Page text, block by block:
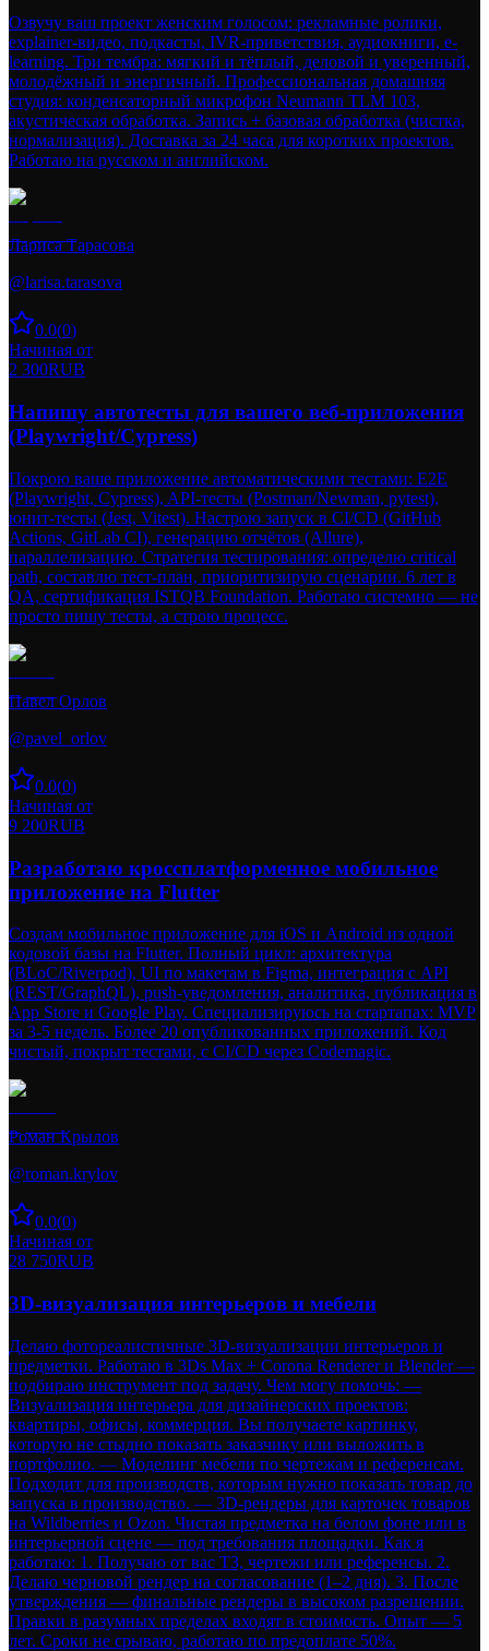
Озвучу ваш проект женским голосом: рекламные ролики,
explainer-видео, подкасты, IVR-приветствия, аудиокниги, e-
learning. Три тембра: мягкий и тёплый, деловой и уверенный,
молодёжный и энергичный. Профессиональная домашняя
студия: конденсаторный микрофон Neumann TLM 103,
акустическая обработка. Запись + базовая обработка (чистка,
нормализация). Доставка за 24 часа для коротких проектов.
Работаю на русском и английском.
Лариса Тарасова
@larisa.tarasova
0.0(0)
Начиная от
2 300RUB
Напишу автотесты для вашего веб-приложения
(Playwright/Cypress)
Покрою ваше приложение автоматическими тестами: E2E
(Playwright, Cypress), API-тесты (Postman/Newman, pytest),
юнит-тесты (Jest, Vitest). Настрою запуск в CI/CD (GitHub
Actions, GitLab CI), генерацию отчётов (Allure),
параллелизацию. Стратегия тестирования: определю critical
path, составлю тест-план, приоритизирую сценарии. 6 лет в
QA, сертификация ISTQB Foundation. Работаю системно — не
просто пишу тесты, а строю процесс.
Павел Орлов
@pavel_orlov
0.0(0)
Начиная от
9 200RUB
Разработаю кроссплатформенное мобильное
приложение на Flutter
Создам мобильное приложение для iOS и Android из одной
кодовой базы на Flutter. Полный цикл: архитектура
(BLoC/Riverpod), UI по макетам в Figma, интеграция с API
(REST/GraphQL), push-уведомления, аналитика, публикация в
App Store и Google Play. Специализируюсь на стартапах: MVP
за 3-5 недель. Более 20 опубликованных приложений. Код
чистый, покрыт тестами, с CI/CD через Codemagic.
Роман Крылов
@roman.krylov
0.0(0)
Начиная от
28 750RUB
3D-визуализация интерьеров и мебели
Делаю фотореалистичные 3D-визуализации интерьеров и
предметки. Работаю в 3Ds Max + Corona Renderer и Blender —
подбираю инструмент под задачу. Чем могу помочь: —
Визуализация интерьера для дизайнерских проектов:
квартиры, офисы, коммерция. Вы получаете картинку,
которую не стыдно показать заказчику или выложить в
портфолио. — Моделинг мебели по чертежам и референсам.
Подходит для производств, которым нужно показать товар до
запуска в производство. — 3D-рендеры для карточек товаров
на Wildberries и Ozon. Чистая предметка на белом фоне или в
интерьерной сцене — под требования площадки. Как я
работаю: 1. Получаю от вас ТЗ, чертежи или референсы. 2.
Делаю черновой рендер на согласование (1–2 дня). 3. После
утверждения — финальные рендеры в высоком разрешении.
Правки в разумных пределах входят в стоимость. Опыт — 5
лет. Сроки не срываю, работаю по предоплате 50%.